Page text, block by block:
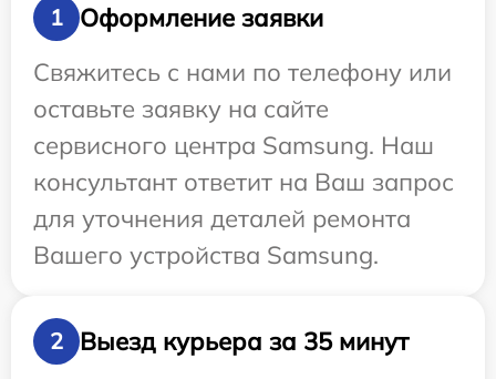
1
Оформление заявки
Свяжитесь с нами по телефону или
оставьте заявку на сайте
сервисного центра Samsung. Наш
консультант ответит на Ваш запрос
для уточнения деталей ремонта
Вашего устройства Samsung.
2
Выезд курьера за 35 минут